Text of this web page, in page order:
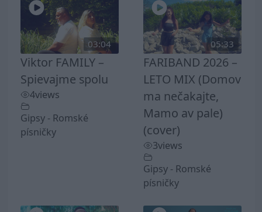
03:04
Viktor FAMILY –
Spievajme spolu
4views
Gipsy - Romské
písničky
05:33
FARIBAND 2026 –
LETO MIX (Domov
ma nečakajte,
Mamo av pale)
(cover)
3views
Gipsy - Romské
písničky